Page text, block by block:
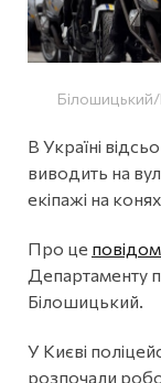
В Україні
виводить на
екіпажі на
Про це
Департаменту
Білошицький.
У Києві
розпочали